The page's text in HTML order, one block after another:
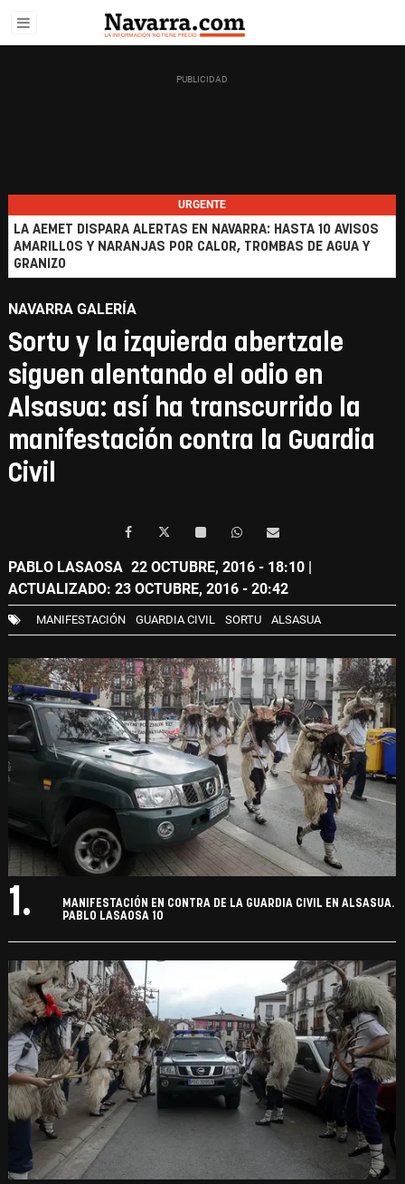
URGENTE
LA AEMET DISPARA ALERTAS EN NAVARRA: HASTA 10 AVISOS
AMARILLOS Y NARANJAS POR CALOR, TROMBAS DE AGUA Y
GRANIZO
NAVARRA GALERÍA
Sortu y la izquierda abertzale
siguen alentando el odio en
Alsasua: así ha transcurrido la
manifestación contra la Guardia
Civil
PABLO LASAOSA 22 OCTUBRE, 2016 - 18:10 |
ACTUALIZADO: 23 OCTUBRE, 2016 - 20:42
MANIFESTACIÓN GUARDIA CIVIL SORTU ALSASUA
1.
MANIFESTACIÓN EN CONTRA DE LA GUARDIA CIVIL EN ALSASUA.
PABLO LASAOSA 10